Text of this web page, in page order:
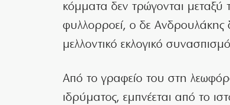
κόμματα δεν τρώγονται
φυλλορροεί, ο δε Ανδρουλάκης
μελλοντικό εκλογικό
Από το γραφείο του στη
ιδρύματος, εμπνέεται από το